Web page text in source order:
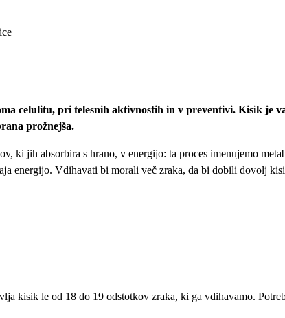
celulitu, pri telesnih aktivnostih in v preventivi. Kisik je
prožnejša.
ki jih absorbira s hrano, v energijo: ta proces imenujemo
energijo. Vdihavati bi morali več zraka, da bi dobili dovolj
kisik le od 18 do 19 odstotkov zraka, ki ga vdihavamo.